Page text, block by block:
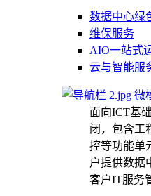
数据中心绿
维保服务
AIO一站式
云与智能服
微
面向ICT基
闭，包含工
控等功能单
户提供数据
客户IT服务